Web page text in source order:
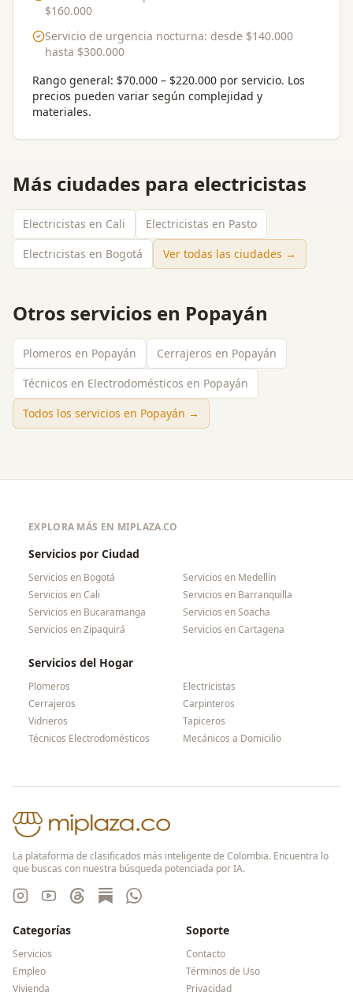
$160.000
Servicio de urgencia nocturna: desde $140.000
hasta $300.000
Rango general: $70.000 – $220.000 por servicio. Los
precios pueden variar según complejidad y
materiales.
Más ciudades para electricistas
Electricistas en Cali
Electricistas en Pasto
Electricistas en Bogotá
Ver todas las ciudades →
Otros servicios en Popayán
Plomeros en Popayán
Cerrajeros en Popayán
Técnicos en Electrodomésticos en Popayán
Todos los servicios en Popayán →
EXPLORA MÁS EN MIPLAZA.CO
Servicios por Ciudad
Servicios en Bogotá Servicios en Medellín
Servicios enCali Servicios en Barranquilla
Servicios en Bucaramanga Servicios enSoacha
Servicios enZipaquirá Servicios enCartagena
Servicios del Hogar
Plomeros
Electricistas
Cerrajeros
Carpinteros
Vidrieros
Tapiceros
Técnicos Electrodomésticos
Mecánicos a Domicilio
La plataforma de clasificados más inteligente de Colombia. Encuentra lo
que buscas con nuestra búsqueda potenciada por IA.
Categorías
Servicios
Empleo
Vivienda
Soporte
Contacto
Términos de Uso
Privacidad